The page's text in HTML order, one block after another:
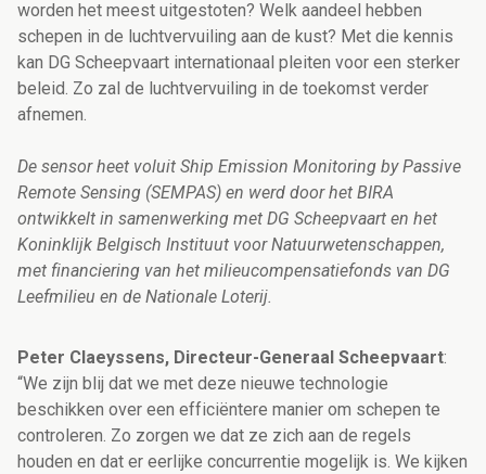
worden het meest uitgestoten? Welk aandeel hebben
schepen in de luchtvervuiling aan de kust? Met die kennis
kan DG Scheepvaart internationaal pleiten voor een sterker
beleid. Zo zal de luchtvervuiling in de toekomst verder
afnemen.
De sensor heet voluit Ship Emission Monitoring by Passive
Remote Sensing (SEMPAS) en werd door het BIRA
ontwikkelt in samenwerking met DG Scheepvaart en het
Koninklijk Belgisch Instituut voor Natuurwetenschappen,
met financiering van het milieucompensatiefonds van DG
Leefmilieu en de Nationale Loterij.
Peter Claeyssens, Directeur-Generaal Scheepvaart:
“We zijn blij dat we met deze nieuwe technologie
beschikken over een efficiëntere manier om schepen te
controleren. Zo zorgen we dat ze zich aan de regels
houden en dat er eerlijke concurrentie mogelijk is. We kijken